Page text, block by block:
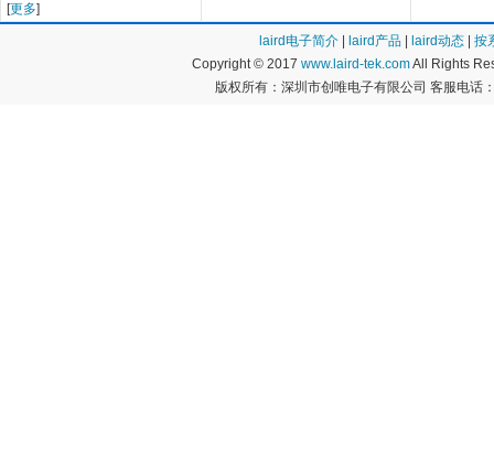
[更多]
laird电子简介 laird产品 laird动态
按
Copyright © 2017 www.laird-tek.comAll Rights
版权所有：深圳市创唯电子有限公司 客服电话